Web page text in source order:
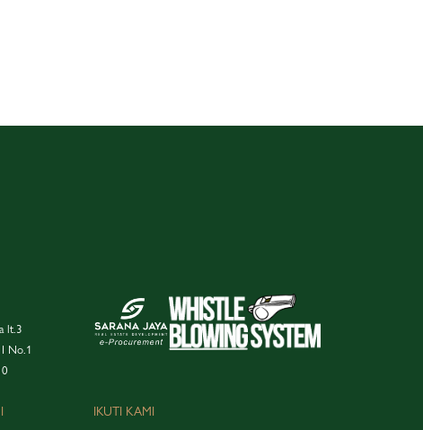
lt.3
I No.1
IKUTI KAMI